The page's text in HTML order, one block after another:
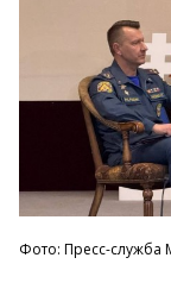
Фото: Пресс-